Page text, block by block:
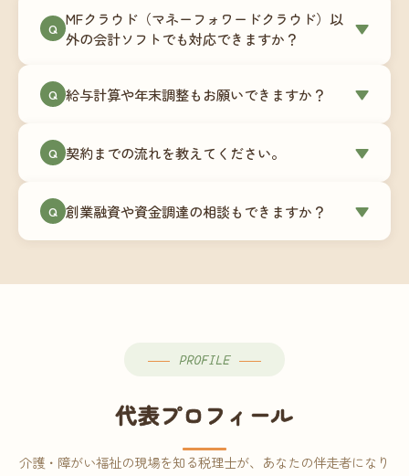
ます。前任の税理士事務所との連携や、過去の帳
簿データの移行もお手伝いします。決算期のタイ
での変更も対応可能です。
Q MFクラウド（マネーフォワードクラウド）以
外の会計ソフトでも対応できますか？
▼
供しています。これから会計ソフトを導入される
します。freee・弥生会計等をご利用中の場合は、
Q 給与計算や年末調整もお願いできますか？ ▼
怠集計あり／5名まで）は月額15,000円〜、年末調
す。人数が増える場合は別途お見積りします。
Q 契約までの流れを教えてください。 ▼
（30〜60分）でご事業内容・ご要望のヒアリング
→ ③お見積り・ご契約 → ④MFクラウドの初期設
談から契約まで費用は発生しませんので、お気軽
Q 創業融資や資金調達の相談もできますか？ ▼
PROFILE
代表プロフィール
介護・障がい福祉の現場を知る税理士が、あなたの伴走者になり